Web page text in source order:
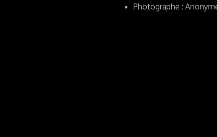
Photographe :